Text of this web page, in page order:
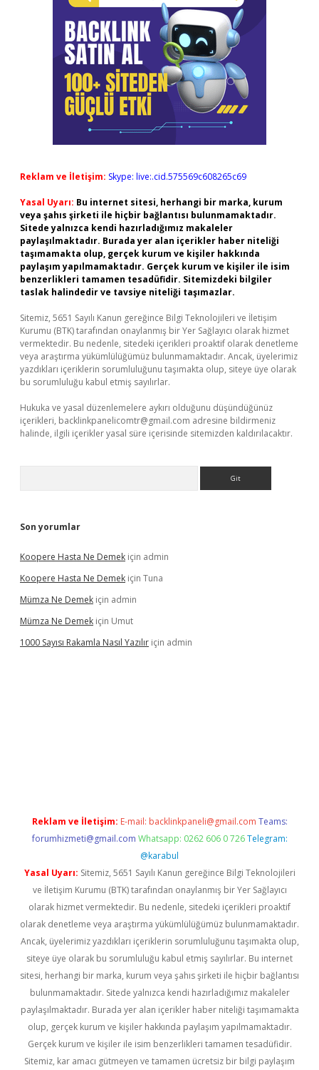
Reklam ve İletişim: Skype: live:.cid.575569c608265c69
Yasal Uyarı: Bu internet sitesi, herhangi bir marka, kurum
veya şahıs şirketi ile hiçbir bağlantısı bulunmamaktadır.
Sitede yalnızca kendi hazırladığımız makaleler
paylaşılmaktadır. Burada yer alan içerikler haber niteliği
taşımamakta olup, gerçek kurum ve kişiler hakkında
paylaşım yapılmamaktadır. Gerçek kurum ve kişiler ile isim
benzerlikleri tamamen tesadüfidir. Sitemizdeki bilgiler
taslak halindedir ve tavsiye niteliği taşımazlar.
Sitemiz, 5651 Sayılı Kanun gereğince Bilgi Teknolojileri ve İletişim
Kurumu (BTK) tarafından onaylanmış bir Yer Sağlayıcı olarak hizmet
vermektedir. Bu nedenle, sitedeki içerikleri proaktif olarak denetleme
veya araştırma yükümlülüğümüz bulunmamaktadır. Ancak, üyelerimiz
yazdıkları içeriklerin sorumluluğunu taşımakta olup, siteye üye olarak
bu sorumluluğu kabul etmiş sayılırlar.
Hukuka ve yasal düzenlemelere aykırı olduğunu düşündüğünüz
içerikleri, backlinkpanelicomtr@gmail.com adresine bildirmeniz
halinde, ilgili içerikler yasal süre içerisinde sitemizden kaldırılacaktır.
Son yorumlar
Koopere Hasta Ne Demek için admin
Koopere Hasta Ne Demek için Tuna
Mümza Ne Demek için admin
Mümza Ne Demek için Umut
1000 Sayısı Rakamla Nasıl Yazılır için admin
Reklam ve İletişim: E-mail: backlinkpaneli@gmail.com Teams:
forumhizmeti@gmail.com Whatsapp: 0262 606 0 726 Telegram:
@karabul
Yasal Uyarı: Sitemiz, 5651 Sayılı Kanun gereğince Bilgi Teknolojileri
ve İletişim Kurumu (BTK) tarafından onaylanmış bir Yer Sağlayıcı
olarak hizmet vermektedir. Bu nedenle, sitedeki içerikleri proaktif
olarak denetleme veya araştırma yükümlülüğümüz bulunmamaktadır.
Ancak, üyelerimiz yazdıkları içeriklerin sorumluluğunu taşımakta olup,
siteye üye olarak bu sorumluluğu kabul etmiş sayılırlar. Bu internet
sitesi, herhangi bir marka, kurum veya şahıs şirketi ile hiçbir bağlantısı
bulunmamaktadır. Sitede yalnızca kendi hazırladığımız makaleler
paylaşılmaktadır. Burada yer alan içerikler haber niteliği taşımamakta
olup, gerçek kurum ve kişiler hakkında paylaşım yapılmamaktadır.
Gerçek kurum ve kişiler ile isim benzerlikleri tamamen tesadüfidir.
Sitemiz, kar amacı gütmeyen ve tamamen ücretsiz bir bilgi paylaşım